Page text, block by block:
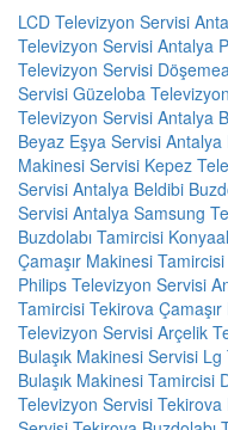
LCD Televizyon Servisi
Televizyon Servisi Antalya
Televizyon Servisi
Servisi Güzeloba
Televizyon Servisi Antalya
Beyaz Eşya Servisi Antalya
Makinesi Servisi Kepez
Servisi Antalya Beldibi
Servisi Antalya Samsung
Buzdolabı Tamircisi
Çamaşır Makinesi Tamircisi
Philips Televizyon Servisi
Tamircisi Tekirova
Televizyon Servisi Arçelik
Bulaşık Makinesi Servisi Lg
Bulaşık Makinesi Tamircisi
Televizyon Servisi Tekirova